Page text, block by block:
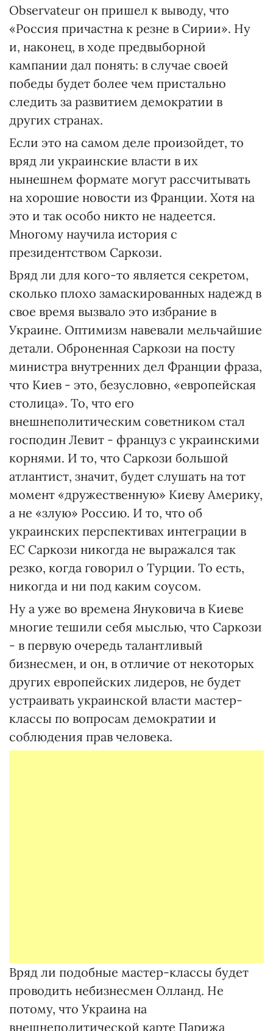
Observateur он пришел к выводу, что
«Россия причастна к резне в Сирии». Ну
и, наконец, в ходе предвыборной
кампании дал понять: в случае своей
победы будет более чем пристально
следить за развитием демократии в
других странах.
Если это на самом деле произойдет, то
вряд ли украинские власти в их
нынешнем формате могут рассчитывать
на хорошие новости из Франции. Хотя на
это и так особо никто не надеется.
Многому научила история с
президентством Саркози.
Вряд ли для кого-то является секретом,
сколько плохо замаскированных надежд в
свое время вызвало это избрание в
Украине. Оптимизм навевали мельчайшие
детали. Оброненная Саркози на посту
министра внутренних дел Франции фраза,
что Киев - это, безусловно, «европейская
столица». То, что его
внешнеполитическим советником стал
господин Левит - француз с украинскими
корнями. И то, что Саркози большой
атлантист, значит, будет слушать на тот
момент «дружественную» Киеву Америку,
а не «злую» Россию. И то, что об
украинских перспективах интеграции в
ЕС Саркози никогда не выражался так
резко, когда говорил о Турции. То есть,
никогда и ни под каким соусом.
Ну а уже во времена Януковича в Киеве
многие тешили себя мыслью, что Саркози
- в первую очередь талантливый
бизнесмен, и он, в отличие от некоторых
других европейских лидеров, не будет
устраивать украинской власти мастер-
классы по вопросам демократии и
соблюдения прав человека.
Вряд ли подобные мастер-классы будет
проводить небизнесмен Олланд. Не
потому, что Украина на
внешнеполитической карте Парижа